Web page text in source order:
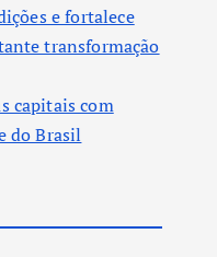
e fortalece
transformação
capitais com
do Brasil